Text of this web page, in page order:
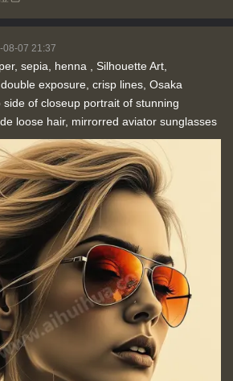
08-07 21:37
sepia, henna , Silhouette Art,
exposure, crisp lines, Osaka
of closeup portrait of stunning
loose hair, mirrorred aviator sunglasses